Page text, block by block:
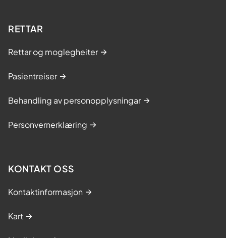
RETTAR
Rettar og moglegheiter
Pasientreiser
Behandling av personopplysningar
Personvernerklæring
KONTAKT OSS
Kontaktinformasjon
Kart